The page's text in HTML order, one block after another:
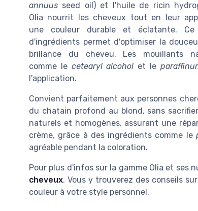
annuus seed oil) et l'huile de ricin
Olia nourrit les cheveux tout en leur
une couleur durable et éclatante. Ce
d'ingrédients permet d'optimiser la
brillance du cheveu. Les mouillants
comme le cetearyl alcohol et le
l'application.
Convient parfaitement aux personnes
du chatain profond au blond, sans
naturels et homogènes, assurant une
crème, grâce à des ingrédients comme le
agréable pendant la coloration.
Pour plus d'infos sur la gamme Olia et ses
cheveux. Vous y trouverez des conseils
couleur à votre style personnel.